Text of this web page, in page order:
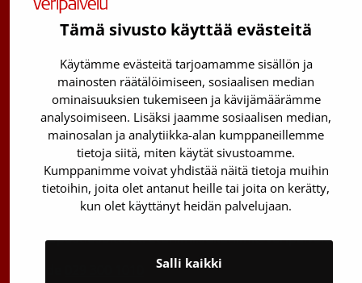
Tämä sivusto käyttää evästeitä
Käytämme evästeitä tarjoamamme sisällön ja
mainosten räätälöimiseen, sosiaalisen median
ominaisuuksien tukemiseen ja kävijämäärämme
analysoimiseen. Lisäksi jaamme sosiaalisen median,
mainosalan ja analytiikka-alan kumppaneillemme
tietoja siitä, miten käytät sivustoamme.
Kumppanimme voivat yhdistää näitä tietoja muihin
tietoihin, joita olet antanut heille tai joita on kerätty,
kun olet käyttänyt heidän palvelujaan.
Salli kaikki
Maksuton verenluovuttajien info:
0800 05801(ma–pe 8–17)
Kantasolurekisterin info:
029 300 1515
Härkälenkki 13
01730 Vantaa
Toimipisteiden yhteystiedot
Vantaan päätoimipiste
Sähköpostiosoitteet: etunimi.sukunimi@veripalvelu.fi